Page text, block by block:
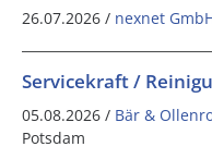
26.07.2026 / nexnet
Servicekraft /
05.08.2026 / Bär &
Potsdam